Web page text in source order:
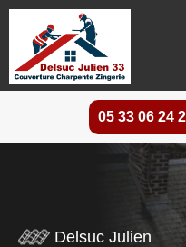
05 33 06 24
Delsuc Julien